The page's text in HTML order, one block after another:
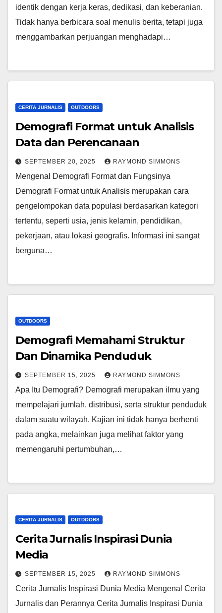
identik dengan kerja keras, dedikasi, dan keberanian.
Tidak hanya berbicara soal menulis berita, tetapi juga
menggambarkan perjuangan menghadapi…
CERITA JURNALIS OUTDOORS
Demografi Format untuk Analisis
Data dan Perencanaan
SEPTEMBER 20, 2025 RAYMOND SIMMONS
Mengenal Demografi Format dan Fungsinya
Demografi Format untuk Analisis merupakan cara
pengelompokan data populasi berdasarkan kategori
tertentu, seperti usia, jenis kelamin, pendidikan,
pekerjaan, atau lokasi geografis. Informasi ini sangat
berguna…
OUTDOORS
Demografi Memahami Struktur
Dan Dinamika Penduduk
SEPTEMBER 15, 2025 RAYMOND SIMMONS
Apa Itu Demografi? Demografi merupakan ilmu yang
mempelajari jumlah, distribusi, serta struktur penduduk
dalam suatu wilayah. Kajian ini tidak hanya berhenti
pada angka, melainkan juga melihat faktor yang
memengaruhi pertumbuhan,…
CERITA JURNALIS OUTDOORS
Cerita Jurnalis Inspirasi Dunia
Media
SEPTEMBER 15, 2025 RAYMOND SIMMONS
Cerita Jurnalis Inspirasi Dunia Media Mengenal Cerita
Jurnalis dan Perannya Cerita Jurnalis Inspirasi Dunia